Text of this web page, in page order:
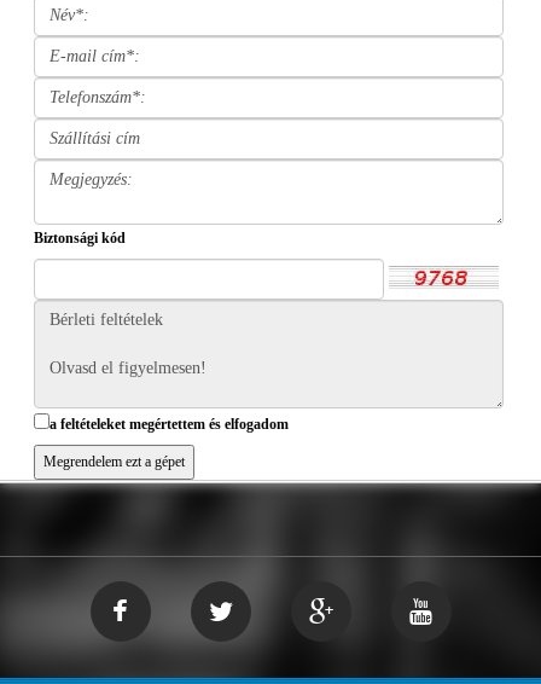
Biztonsági kód
a feltételeket megértettem és elfogadom